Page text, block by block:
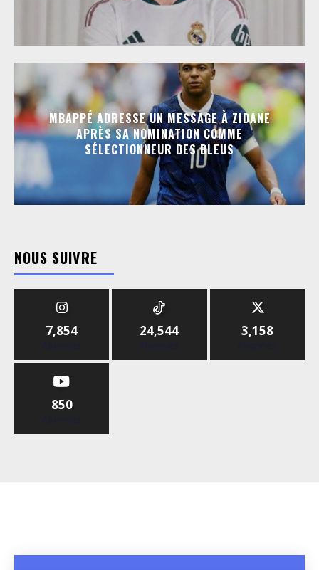
MBAPPÉ ADRESSE UN MESSAGE À ZIDANE
APRÈS SA NOMINATION COMME
SÉLECTIONNEUR DES BLEUS
NOUS SUIVRE
7,854
Abonnés
24,544
Abonnés
3,158
Abonnés
850
Abonnés